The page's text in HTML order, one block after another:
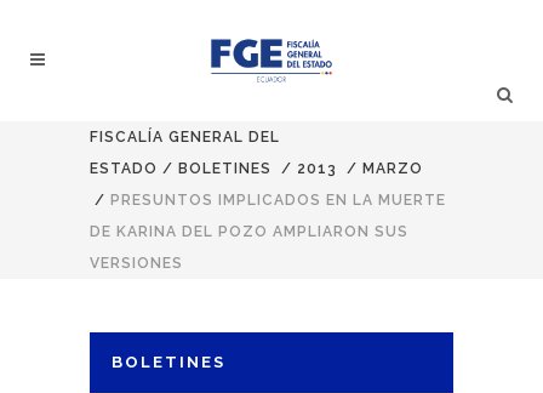
FISCALÍA GENERAL DEL
ESTADO / BOLETINES / 2013 / MARZO
/ PRESUNTOS IMPLICADOS EN LA MUERTE
DE KARINA DEL POZO AMPLIARON SUS
VERSIONES
BOLETINES